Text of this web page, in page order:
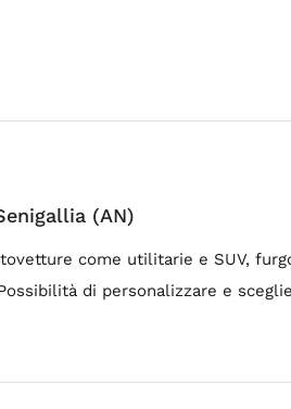
(AN)
come utilitarie e SUV,
di personalizzare e